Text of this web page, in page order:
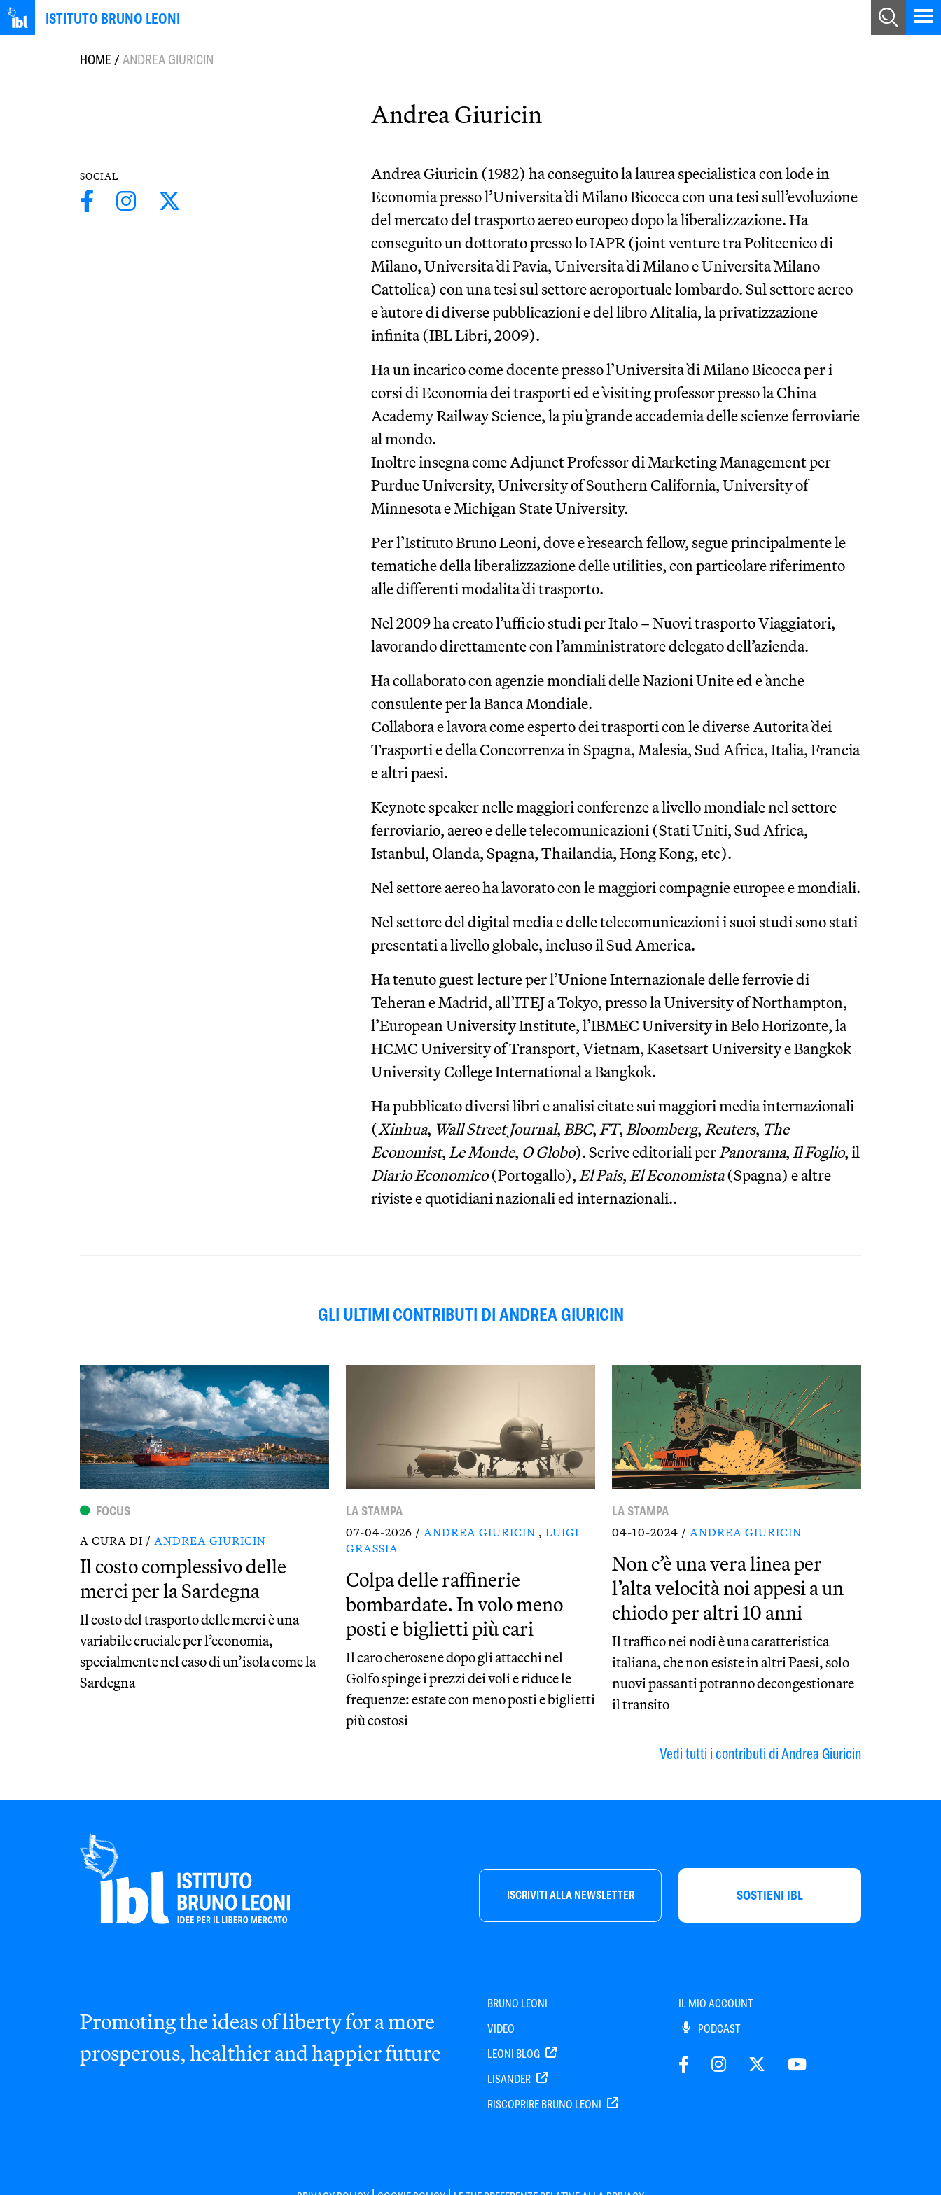
ISTITUTO BRUNO LEONI
HOME/ANDREA GIURICIN
SOCIAL
Andrea Giuricin
Andrea Giuricin (1982) ha conseguito la laurea specialistica con lode in
Economia presso l’Universita` di Milano Bicocca con una tesi sull’evoluzione
del mercato del trasporto aereo europeo dopo la liberalizzazione. Ha
conseguito un dottorato presso lo IAPR (joint venture tra Politecnico di
Milano, Universita` di Pavia, Universita` di Milano e Universita` Milano
Cattolica) con una tesi sul settore aeroportuale lombardo. Sul settore aereo
e` autore di diverse pubblicazioni e del libro Alitalia, la privatizzazione
infinita (IBL Libri, 2009).
Ha un incarico come docente presso l’Universita` di Milano Bicocca per i
corsi di Economia dei trasporti ed e` visiting professor presso la China
Academy Railway Science, la piu` grande accademia delle scienze ferroviarie
al mondo.
Inoltre insegna come Adjunct Professor di Marketing Management per
Purdue University, University of Southern California, University of
Minnesota e Michigan State University.
Per l’Istituto Bruno Leoni, dove e` research fellow, segue principalmente le
tematiche della liberalizzazione delle utilities, con particolare riferimento
alle differenti modalita` di trasporto.
Nel 2009 ha creato l’ufficio studi per Italo – Nuovi trasporto Viaggiatori,
lavorando direttamente con l’amministratore delegato dell’azienda.
Ha collaborato con agenzie mondiali delle Nazioni Unite ed e` anche
consulente per la Banca Mondiale.
Collabora e lavora come esperto dei trasporti con le diverse Autorita` dei
Trasporti e della Concorrenza in Spagna, Malesia, Sud Africa, Italia, Francia
e altri paesi.
Keynote speaker nelle maggiori conferenze a livello mondiale nel settore
ferroviario, aereo e delle telecomunicazioni (Stati Uniti, Sud Africa,
Istanbul, Olanda, Spagna, Thailandia, Hong Kong, etc).
Nel settore aereo ha lavorato con le maggiori compagnie europee e mondiali.
Nel settore del digital media e delle telecomunicazioni i suoi studi sono stati
presentati a livello globale, incluso il Sud America.
Ha tenuto guest lecture per l’Unione Internazionale delle ferrovie di
Teheran e Madrid, all’ITEJ a Tokyo, presso la University of Northampton,
l’European University Institute, l’IBMEC University in Belo Horizonte, la
HCMC University of Transport, Vietnam, Kasetsart University e Bangkok
University College International a Bangkok.
Ha pubblicato diversi libri e analisi citate sui maggiori media internazionali
(Xinhua, Wall Street Journal,BBC,FT,Bloomberg, Reuters, The
Economist,Le Monde, O Globo). Scrive editoriali perPanorama,Il Foglio, il
Diario Economico(Portogallo),El Pais,El Economista(Spagna) e altre
riviste e quotidiani nazionali ed internazionali..
GLI ULTIMI CONTRIBUTI DI ANDREA GIURICIN
FOCUS
A CURA DI / ANDREA GIURICIN
Il costo complessivo delle
merci per la Sardegna
Il costo del trasporto delle merci è una
variabile cruciale per l’economia,
specialmente nel caso di un’isola come la
Sardegna
LA STAMPA
07-04-2026 / ANDREA GIURICIN , LUIGI
GRASSIA
Colpa delle raffinerie
bombardate. In volo meno
posti e biglietti più cari
Il caro cherosene dopo gli attacchi nel
Golfo spinge i prezzi dei voli e riduce le
frequenze: estate con meno posti e biglietti
più costosi
LA STAMPA
04-10-2024 / ANDREA GIURICIN
Non c’è una vera linea per
l’alta velocità noi appesi a un
chiodo per altri 10 anni
Il traffico nei nodi è una caratteristica
italiana, che non esiste in altri Paesi, solo
nuovi passanti potranno decongestionare
il transito
Vedi tutti i contributi di Andrea Giuricin
ISCRIVITI ALLA NEWSLETTER SOSTIENI IBL
Promoting the ideas of liberty for a more
prosperous, healthier and happier future
BRUNO LEONI
VIDEO
LEONI BLOG
LISANDER
RISCOPRIRE BRUNO LEONI
IL MIO ACCOUNT
PODCAST